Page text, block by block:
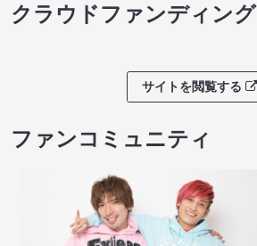
クラウドファンディング
サイトを閲覧する
ファンコミュニティ